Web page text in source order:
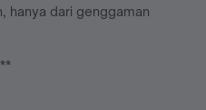
hanya dari genggaman